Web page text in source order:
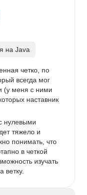
на Java
четко, по
всегда мог
(у меня с ними
наставник
нулевыми
тяжело и
понимать, что
в четкой
изучать
ветку.